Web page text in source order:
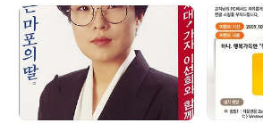
서 겨우 볼 수 있었다. 동대문도 마찬가지로 빈자라가 거
없었다. 영화는 태양계 행성이 일렬로 정렬하고, 마야인
의 달력이 2012년에 끝난다는 증거로 2012년에 지구
멸망할거라고 말한다. 태양의 ..